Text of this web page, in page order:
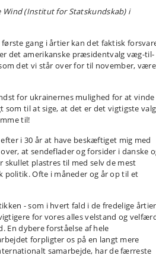
(Institut for Statskundskab) i
gang i årtier kan det faktisk
det amerikanske præsidentvalg væg-til-
det vi står over for til november,
for ukrainernes mulighed for at vinde
som til at sige, at det er det vigtigste
til!
i 30 år at have beskæftiget mig med
at sendeflader og forsider i danske
plastres til med selv de mest
politik. Ofte i måneder og år op til et
- som i hvert fald i de fredelige årtier
for vores alles velstand og
En dybere forståelse af hele
forpligter os på en langt mere
samarbejde, har de færreste